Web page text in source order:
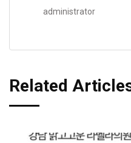
administrator
Related